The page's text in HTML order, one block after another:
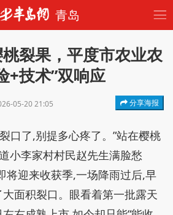
青岛
裂果，平度市农业农
+技术”双响应
05-20 21:05 分享海报
口了,别提多心疼了。”站在樱桃
小李家村村民赵先生满脸愁
将迎来收获季,一场降雨过后,早
大面积裂口。眼看着第一批露天